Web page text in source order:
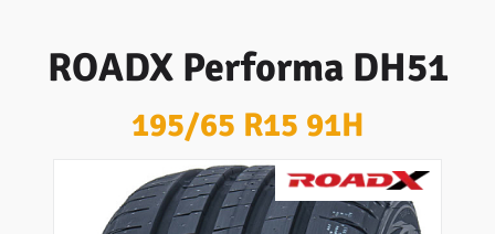
ROADX Performa DH51
195/65 R15 91H